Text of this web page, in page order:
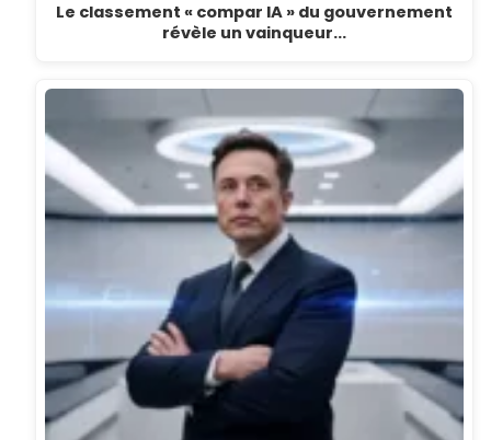
Le classement « compar IA » du gouvernement
révèle un vainqueur…